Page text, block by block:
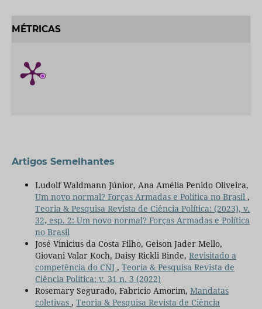
MÉTRICAS
Artigos Semelhantes
Ludolf Waldmann Júnior, Ana Amélia Penido Oliveira,
Um novo normal? Forças Armadas e Política no Brasil ,
Teoria & Pesquisa Revista de Ciência Política: (2023), v.
32, esp. 2: Um novo normal? Forças Armadas e Política
no Brasil
José Vinicius da Costa Filho, Geison Jader Mello,
Giovani Valar Koch, Daisy Rickli Binde, Revisitado a
competência do CNJ , Teoria & Pesquisa Revista de
Ciência Política: v. 31 n. 3 (2022)
Rosemary Segurado, Fabricio Amorim, Mandatas
coletivas , Teoria & Pesquisa Revista de Ciência